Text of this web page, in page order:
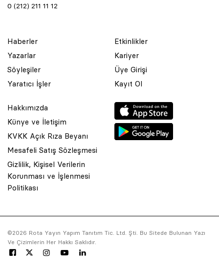
0 (212) 211 11 12
Haberler
Yazarlar
Söyleşiler
Yaratıcı İşler
Etkinlikler
Kariyer
Üye Girişi
Kayıt Ol
Hakkımızda
Künye ve İletişim
KVKK Açık Rıza Beyanı
Mesafeli Satış Sözleşmesi
Gizlilik, Kişisel Verilerin
Korunması ve İşlenmesi
Politikası
©2026 Rota Yayın Yapım Tanıtım Tic. Ltd. Şti. Bu Sitede Bulunan Yazı
Ve Çizimlerin Her Hakkı Saklıdır.
© 2001 Rota Yayın Yapım Tanıtım Tic. Ltd. Şti. Bu Sitede Bulunan
Asquared WordPress Agencytarafından tasarlanmış ve